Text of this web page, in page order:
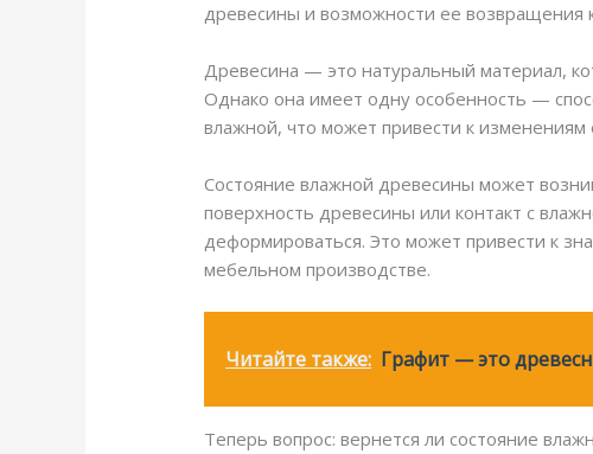
древесины и возможности ее возвращения
Древесина — это натуральный материал,
Однако она имеет одну особенность —
влажной, что может привести к изменениям
Состояние влажной древесины может
поверхность древесины или контакт с
деформироваться. Это может привести к
мебельном производстве.
Читайте также: Графит — это
Теперь вопрос: вернется ли состояние